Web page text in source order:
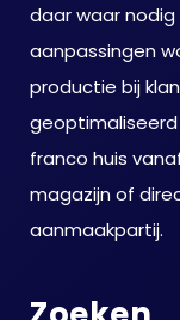
daar waar
aanpassingen
productie bij
geoptimaliseerd
franco huis
magazijn of
aanmaakpartij.